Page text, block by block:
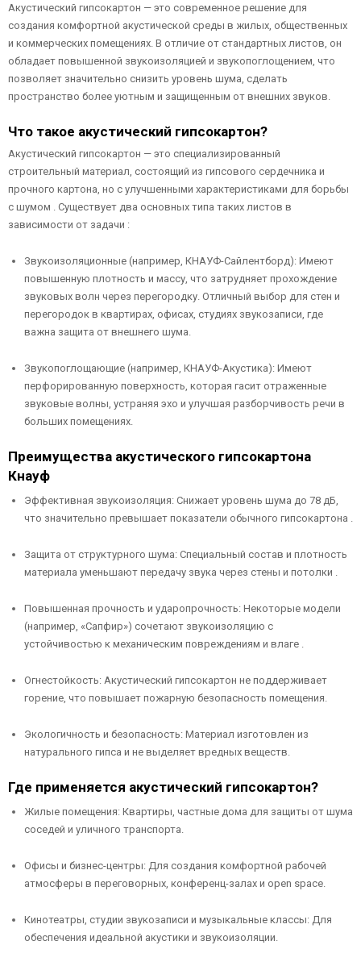
Акустический гипсокартон — это современное решение для
создания комфортной акустической среды в жилых, общественных
и коммерческих помещениях. В отличие от стандартных листов, он
обладает повышенной звукоизоляцией и звукопоглощением, что
позволяет значительно снизить уровень шума, сделать
пространство более уютным и защищенным от внешних звуков.
Что такое акустический гипсокартон?
Акустический гипсокартон — это специализированный
строительный материал, состоящий из гипсового сердечника и
прочного картона, но с улучшенными характеристиками для борьбы
с шумом . Существует два основных типа таких листов в
зависимости от задачи :
Звукоизоляционные (например, КНАУФ-Сайлентборд): Имеют
повышенную плотность и массу, что затрудняет прохождение
звуковых волн через перегородку. Отличный выбор для стен и
перегородок в квартирах, офисах, студиях звукозаписи, где
важна защита от внешнего шума.
Звукопоглощающие (например, КНАУФ-Акустика): Имеют
перфорированную поверхность, которая гасит отраженные
звуковые волны, устраняя эхо и улучшая разборчивость речи в
больших помещениях.
Преимущества акустического гипсокартона
Кнауф
Эффективная звукоизоляция: Снижает уровень шума до 78 дБ,
что значительно превышает показатели обычного гипсокартона .
Защита от структурного шума: Специальный состав и плотность
материала уменьшают передачу звука через стены и потолки .
Повышенная прочность и ударопрочность: Некоторые модели
(например, «Сапфир») сочетают звукоизоляцию с
устойчивостью к механическим повреждениям и влаге .
Огнестойкость: Акустический гипсокартон не поддерживает
горение, что повышает пожарную безопасность помещения.
Экологичность и безопасность: Материал изготовлен из
натурального гипса и не выделяет вредных веществ.
Где применяется акустический гипсокартон?
Жилые помещения: Квартиры, частные дома для защиты от шума
соседей и уличного транспорта.
Офисы и бизнес-центры: Для создания комфортной рабочей
атмосферы в переговорных, конференц-залах и open space.
Кинотеатры, студии звукозаписи и музыкальные классы: Для
обеспечения идеальной акустики и звукоизоляции.